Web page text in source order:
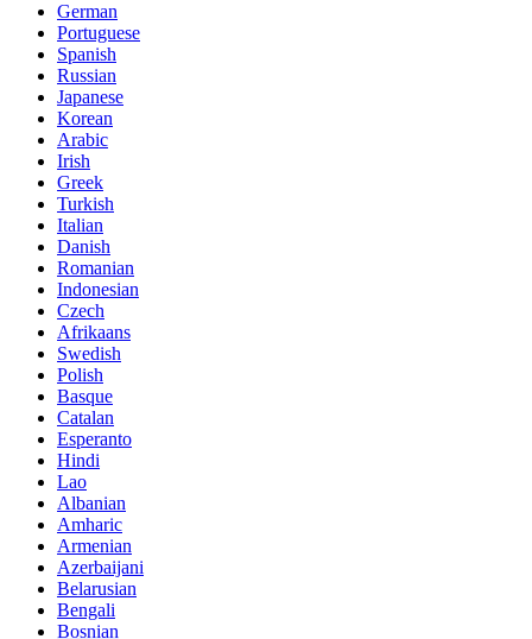
German
Portuguese
Spanish
Russian
Japanese
Korean
Arabic
Irish
Greek
Turkish
Italian
Danish
Romanian
Indonesian
Czech
Afrikaans
Swedish
Polish
Basque
Catalan
Esperanto
Hindi
Lao
Albanian
Amharic
Armenian
Azerbaijani
Belarusian
Bengali
Bosnian